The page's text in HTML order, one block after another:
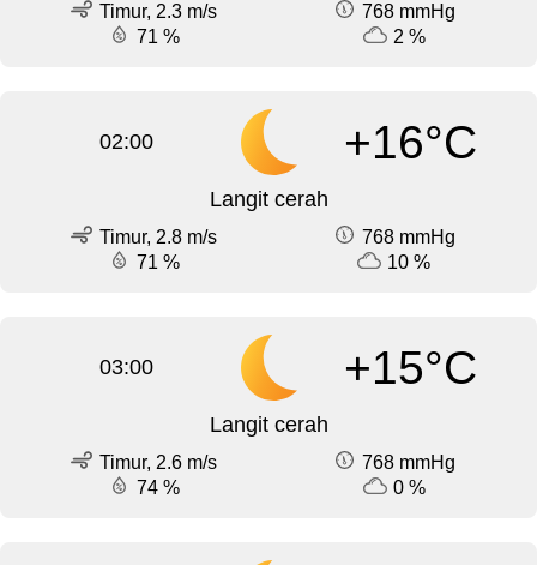
Timur, 2.3 m/s
768 mmHg
71 %
2 %
02:00 +16°C
Langit cerah
Timur, 2.8 m/s
768 mmHg
71 %
10 %
03:00 +15°C
Langit cerah
Timur, 2.6 m/s
768 mmHg
74 %
0 %